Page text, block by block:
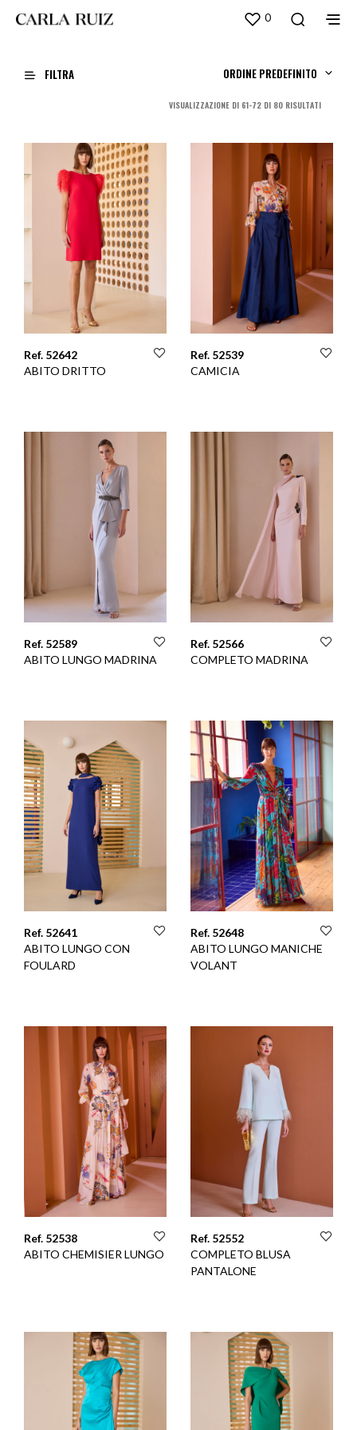
0
FILTRA ORDINE PREDEFINITO
VISUALIZZAZIONE DI 61-72 DI 80 RISULTATIORDINA
BASE
AL
PIÙ
RECENTE
Ref. 52642
ABITO DRITTO
Ref. 52539
CAMICIA
Ref. 52589
ABITO LUNGO MADRINA
Ref. 52566
COMPLETO MADRINA
Ref. 52641
ABITO LUNGO CON
FOULARD
Ref. 52648
ABITO LUNGO MANICHE
VOLANT
Ref. 52538
ABITO CHEMISIER LUNGO
Ref. 52552
COMPLETO BLUSA
PANTALONE